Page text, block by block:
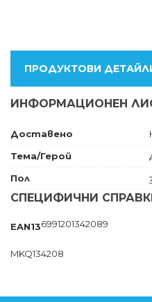
ПРОДУКТОВИ
ИНФОРМАЦИОНЕН
Доставено
Тема/Герой
Пол
СПЕЦИФИЧНИ
EAN136991201342089
MKQ134208